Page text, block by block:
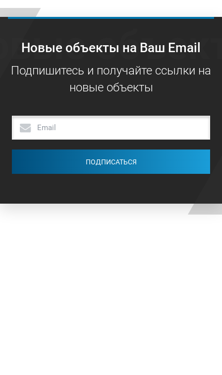
Новые объекты на Ваш Email
Подпишитесь и получайте ссылки на
новые объекты
ПОДПИСАТЬСЯ